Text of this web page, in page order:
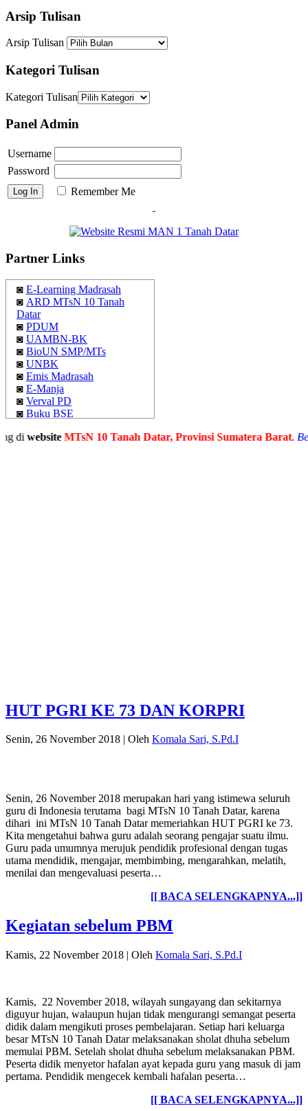
Arsip Tulisan
Arsip Tulisan
Kategori Tulisan
Kategori Tulisan
Panel Admin
Username
Password
Remember Me
Partner Links
◙ E-Learning Madrasah
◙ ARD MTsN 10 Tanah
Datar
◙ PDUM
◙ UAMBN-BK
◙ BioUN SMP/MTs
◙ UNBK
◙ Emis Madrasah
◙ E-Manja
◙ Verval PD
◙ Buku BSE
◙Kemenag Sumbar
di website MTsN 10 Tanah Datar, Provinsi Sumatera Barat.
HUT PGRI KE 73 DAN KORPRI
Senin, 26 November 2018 | Oleh Komala Sari, S.Pd.I
Senin, 26 November 2018 merupakan hari yang istimewa seluruh
guru di Indonesia terutama bagi MTsN 10 Tanah Datar, karena
dihari ini MTsN 10 Tanah Datar memeriahkan HUT PGRI ke 73.
Kita mengetahui bahwa guru adalah seorang pengajar suatu ilmu.
Guru pada umumnya merujuk pendidik profesional dengan tugas
utama mendidik, mengajar, membimbing, mengarahkan, melatih,
menilai dan mengevaluasi peserta…
[[ BACA SELENGKAPNYA...]]
Kegiatan sebelum PBM
Kamis, 22 November 2018 | Oleh Komala Sari, S.Pd.I
Kamis, 22 November 2018, wilayah sungayang dan sekitarnya
diguyur hujan, walaupun hujan tidak mengurangi semangat peserta
didik dalam mengikuti proses pembelajaran. Setiap hari keluarga
besar MTsN 10 Tanah Datar melaksanakan sholat dhuha sebelum
memulai PBM. Setelah sholat dhuha sebelum melaksanakan PBM.
Peserta didik menyetor hafalan ayat kepada guru yang masuk di jam
pertama. Pendidik mengecek kembali hafalan peserta…
[[ BACA SELENGKAPNYA...]]